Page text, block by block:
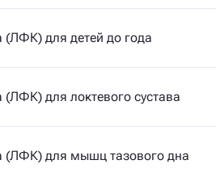
(ЛФК) для детей до года
(ЛФК) для локтевого сустава
(ЛФК) для мышц тазового дна